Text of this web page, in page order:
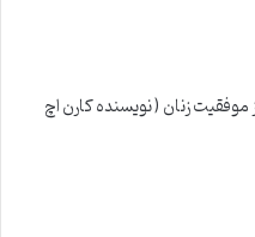
کتاب 7 راز موفقیت زنان ( نویسنده کارن اچ